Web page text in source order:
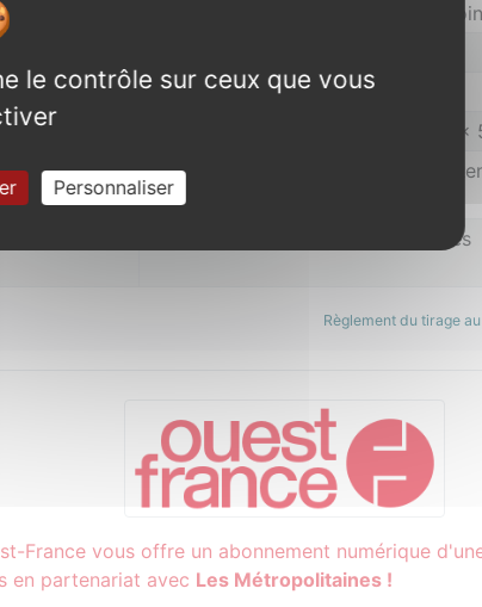
3 bulles Aquatonic (parcours + 1
qui soit
3 bons d’achat Grand Quartier
3 packs places de cinéma CGR (3 ×
3 packs fin de saison St Grégoire
Métropole
3 sacs de sport Les Métropolitaines
Règlement du tirage
France vous offre un abonnement numérique
en partenariat avec Les Métropolitaines !
le contrôle sur ceux que vous
Personnaliser